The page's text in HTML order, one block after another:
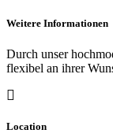
Weitere Informationen
Durch unser
flexibel an ihrer
Location